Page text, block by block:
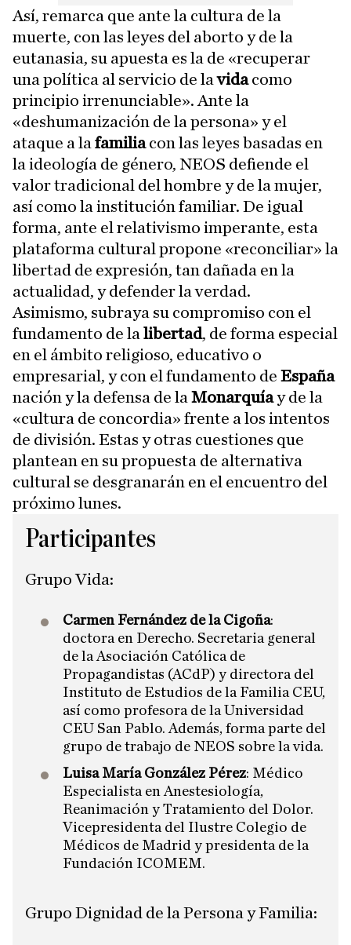
Así, remarca que ante la cultura de la
muerte, con las leyes del aborto y de la
eutanasia, su apuesta es la de «recuperar
una política al servicio de lavidacomo
principio irrenunciable». Ante la
«deshumanización de la persona» y el
ataque a la familiacon las leyes basadas en
la ideología de género, NEOS defiende el
valor tradicional del hombre y de la mujer,
así como la institución familiar. De igual
forma, ante el relativismo imperante, esta
plataforma cultural propone «reconciliar» la
libertad de expresión, tan dañada en la
actualidad, y defender la verdad.
Asimismo, subraya su compromiso con el
fundamento de la libertad, de forma especial
en el ámbito religioso, educativo o
empresarial, y con el fundamento de España
nación y la defensa de la Monarquíay de la
«cultura de concordia» frente a los intentos
de división. Estas y otras cuestiones que
plantean en su propuesta de alternativa
cultural se desgranarán en el encuentro del
próximo lunes.
Participantes
Grupo Vida:
Carmen Fernández de la Cigoña:
doctora en Derecho. Secretaria general
de la Asociación Católica de
Propagandistas (ACdP) y directora del
Instituto de Estudios de la Familia CEU,
así como profesora de la Universidad
CEU San Pablo. Además, forma parte del
grupo de trabajo de NEOS sobre la vida.
Luisa María González Pérez: Médico
Especialista en Anestesiología,
Reanimación y Tratamiento del Dolor.
Vicepresidenta del Ilustre Colegio de
Médicos de Madrid y presidenta de la
Fundación ICOMEM.
Grupo Dignidad de la Persona y Familia: